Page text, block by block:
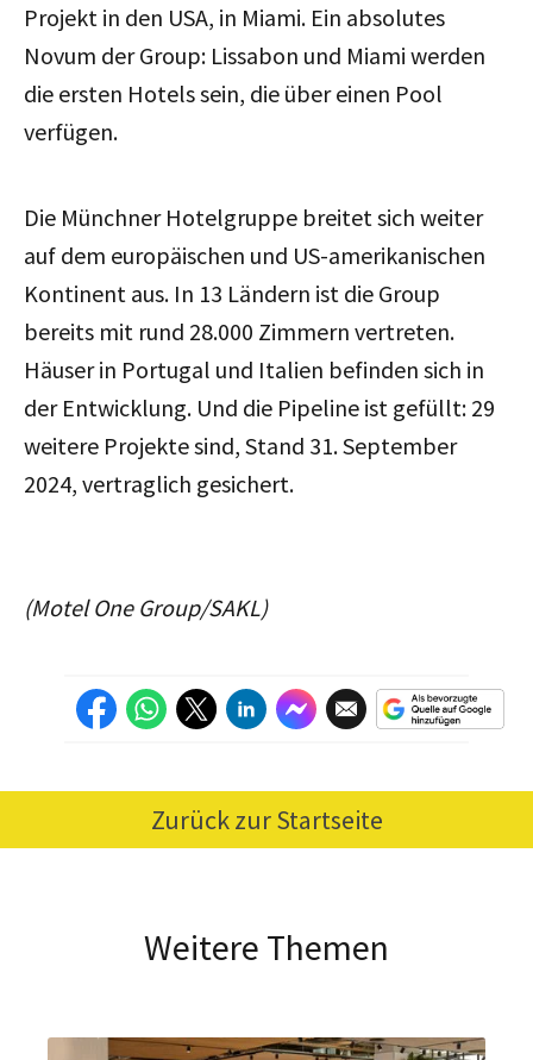
Projekt in den USA, in Miami. Ein absolutes
Novum der Group: Lissabon und Miami werden
die ersten Hotels sein, die über einen Pool
verfügen.
Die Münchner Hotelgruppe breitet sich weiter
auf dem europäischen und US-amerikanischen
Kontinent aus. In 13 Ländern ist die Group
bereits mit rund 28.000 Zimmern vertreten.
Häuser in Portugal und Italien befinden sich in
der Entwicklung. Und die Pipeline ist gefüllt: 29
weitere Projekte sind, Stand 31. September
2024, vertraglich gesichert.
(Motel One Group/SAKL)
Zurück zur Startseite
Weitere Themen